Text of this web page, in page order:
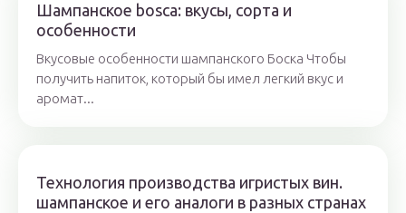
Шампанское bosca: вкусы, сорта и
особенности
Вкусовые особенности шампанского Боска Чтобы
получить напиток, который бы имел легкий вкус и
аромат...
Технология производства игристых вин.
шампанское и его аналоги в разных странах